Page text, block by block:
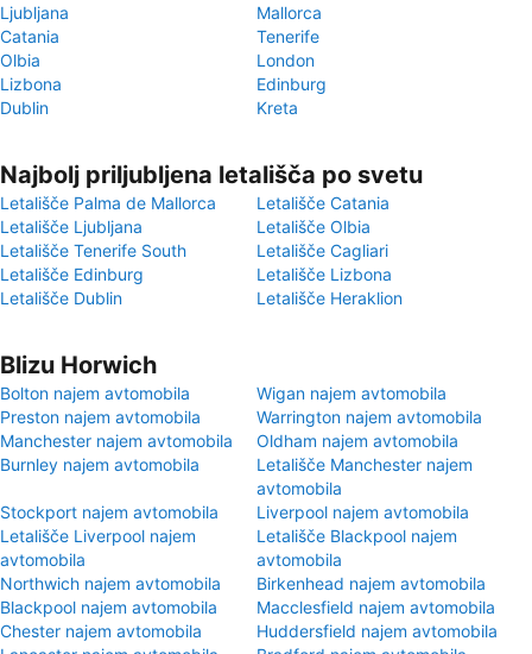
Ljubljana
Mallorca
Catania
Tenerife
Olbia
London
Lizbona
Edinburg
Dublin
Kreta
Najbolj priljubljena letališča po svetu
Letališče Palma de Mallorca
Letališče Catania
Letališče Ljubljana
Letališče Olbia
Letališče Tenerife South
Letališče Cagliari
Letališče Edinburg
Letališče Lizbona
Letališče Dublin
Letališče Heraklion
Blizu Horwich
Bolton najem avtomobila
Wigan najem avtomobila
Preston najem avtomobila
Warrington najem avtomobila
Manchester najem avtomobila
Oldham najem avtomobila
Burnley najem avtomobila
Letališče Manchester najem
avtomobila
Stockport najem avtomobila
Liverpool najem avtomobila
Letališče Liverpool najem
avtomobila
Letališče Blackpool najem
avtomobila
Northwich najem avtomobila
Birkenhead najem avtomobila
Blackpool najem avtomobila
Macclesfield najem avtomobila
Chester najem avtomobila
Huddersfield najem avtomobila